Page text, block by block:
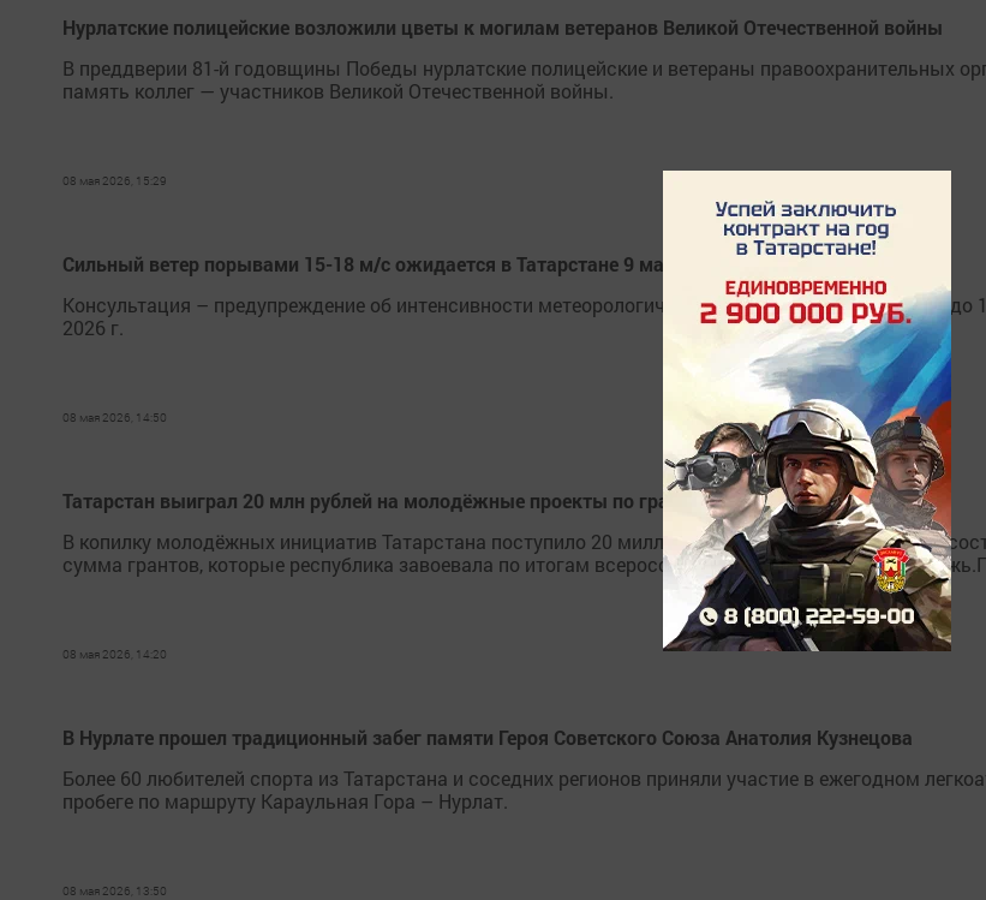
Нурлатские полицейские возложили цветы к могилам ветеранов Великой Отечественной войны
В преддверии 81-й годовщины Победы нурлатские полицейские и ветераны правоохранительных
память коллег — участников Великой Отечественной войны.
08 мая 2026, 15:29
Сильный ветер порывами 15-18 м/с ожидается в Татарстане 9 мая
Консультация – предупреждение об интенсивности метеорологического явления с 18 час. 8 мая до
2026 г.
08 мая 2026, 14:50
Татарстан выиграл 20 млн рублей на молодёжные проекты по грантам Росмолодёжи
В копилку молодёжных инициатив Татарстана поступило 20 миллионов рублей. Именно столько
сумма грантов, которые республика завоевала по итогам всероссийских конкурсов
08 мая 2026, 14:20
В Нурлате прошел традиционный забег памяти Героя Советского Союза Анатолия Кузнецова
Более 60 любителей спорта из Татарстана и соседних регионов приняли участие в ежегодном
пробеге по маршруту Караульная Гора – Нурлат.
08 мая 2026, 13:50